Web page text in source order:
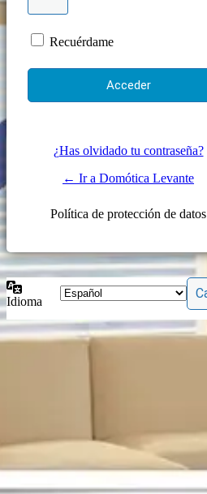
Recuérdame
¿Has olvidado tu contraseña?
← Ir a Domótica Levante
Política de protección de datos
Idioma